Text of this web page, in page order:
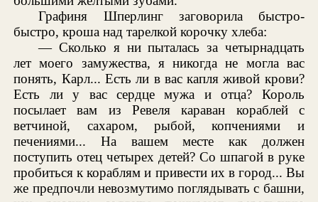
Графиня Шперлинг заговорила быстро-
быстро, кроша над тарелкой корочку хлеба:
— Сколько я ни пыталась за четырнадцать
лет моего замужества, я никогда не могла вас
понять, Карл... Есть ли в вас капля живой крови?
Есть ли у вас сердце мужа и отца? Король
посылает вам из Ревеля караван кораблей с
ветчиной, сахаром, рыбой, копчениями и
печениями... На вашем месте как должен
поступить отец четырех детей? Со шпагой в руке
пробиться к кораблям и привести их в город... Вы
же предпочли невозмутимо поглядывать с башни,